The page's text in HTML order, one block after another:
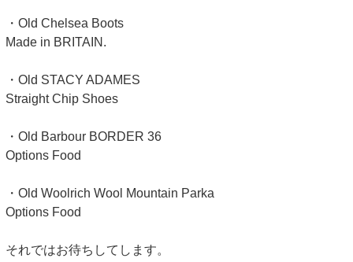
・Old Chelsea Boots
Made in BRITAIN.
・Old STACY ADAMES
Straight Chip Shoes
・Old Barbour BORDER 36
Options Food
・Old Woolrich Wool Mountain Parka
Options Food
それではお待ちしてします。